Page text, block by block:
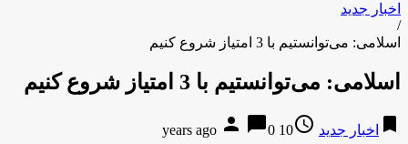
اخبار جدید
/
اسلامی: می‌توانستیم با 3 امتیاز شروع کنیم
اسلامی: می‌توانستیم با 3 امتیاز شروع کنیم
bookmark اخبار جدید access_time
10 years ago
person chat_bubble0